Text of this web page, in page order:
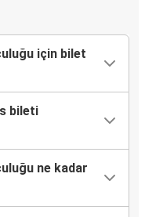
için bilet
bileti
ne kadar